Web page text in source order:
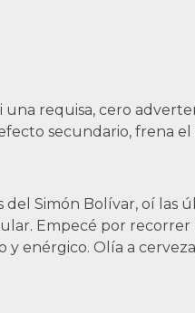
requisa, cero
secundario, frena
Simón Bolívar, oí
Empecé por recorrer
y enérgico. Olía a